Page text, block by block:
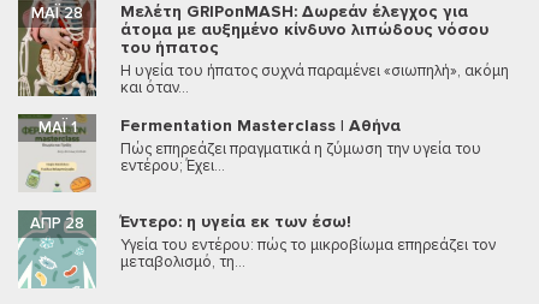
Μελέτη GRIPonMASH: Δωρεάν έλεγχος για
άτομα με αυξημένο κίνδυνο λιπώδους νόσου
του ήπατος
ΜΆΙ 28
Η υγεία του ήπατος συχνά παραμένει «σιωπηλή», ακόμη
και όταν...
Fermentation Masterclass | Αθήνα
ΜΆΙ 1
Πώς επηρεάζει πραγματικά η ζύμωση την υγεία του
εντέρου; Έχει...
Έντερο: η υγεία εκ των έσω!
ΑΠΡ 28
Υγεία του εντέρου: πώς το μικροβίωμα επηρεάζει τον
μεταβολισμό, τη...